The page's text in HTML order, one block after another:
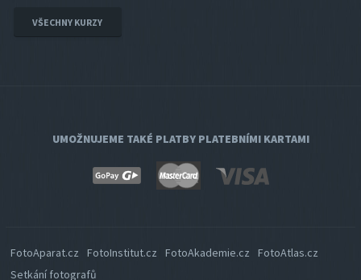
VŠECHNY KURZY
UMOŽNUJEME TAKÉ PLATBY PLATEBNÍMI KARTAMI
FotoAparat.cz FotoInstitut.cz FotoAkademie.cz
FotoAtlas.cz
Setkání fotografů